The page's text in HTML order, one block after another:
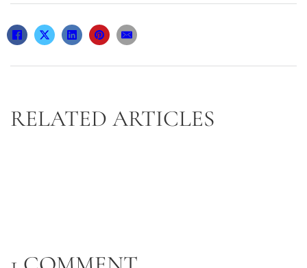
RELATED ARTICLES